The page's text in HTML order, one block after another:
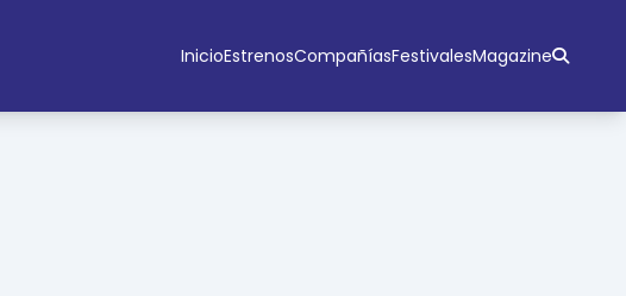
InicioEstrenosCompañíasFestivalesMagazine